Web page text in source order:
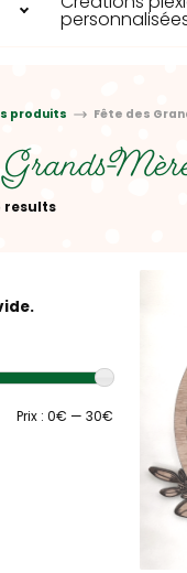
produits Fête des
results
Prix : 0€ — 30€